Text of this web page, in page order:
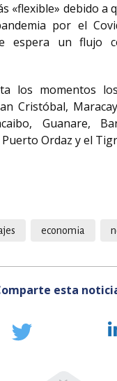
«flexible» debido a
por el
espera un flujo
los momentos
Cristóbal,
Guanare,
Ordaz y el
economia
esta